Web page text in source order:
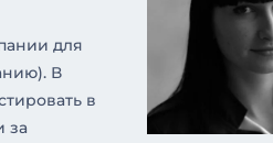
для
В
в
за